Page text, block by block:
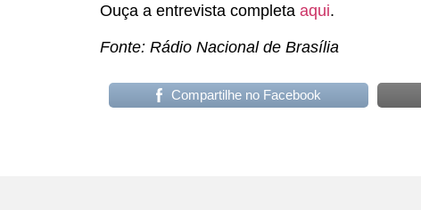
Ouça a entrevista completa aqui.
Fonte: Rádio Nacional de Brasília
Compartilhe no Facebook